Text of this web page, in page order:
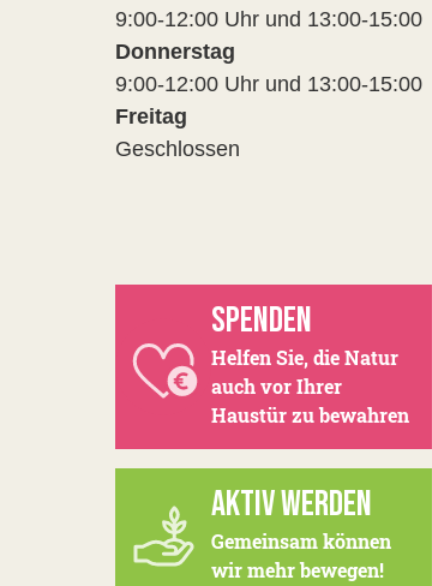
9:00-12:00 Uhr und 13:00-15:00
Donnerstag
9:00-12:00 Uhr und 13:00-15:00
Freitag
Geschlossen
SPENDEN
Helfen Sie, die Natur
auch vor Ihrer
Haustür zu bewahren
AKTIV WERDEN
Gemeinsam können
wir mehr bewegen!